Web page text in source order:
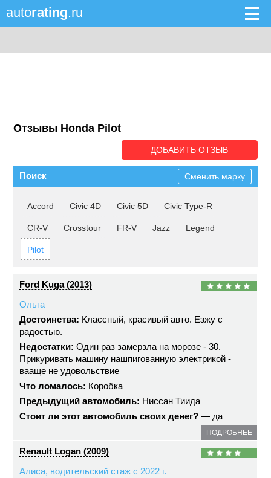
autorating.ru
Отзывы Honda Pilot
ДОБАВИТЬ ОТЗЫВ
Поиск Сменить марку
Accord Civic 4D Civic 5D Civic Type-R
CR-V Crosstour FR-V Jazz Legend
Pilot
Ford Kuga (2013)
Ольга
Достоинства: Классный, красивый авто. Езжу с
радостью.
Недостатки: Один раз замерзла на морозе - 30.
Прикуривать машину нашпигованную электрикой -
вааще не удовольствие
Что ломалось: Коробка
Предыдущий автомобиль: Ниссан Тиида
Стоит ли этот автомобиль своих денег? — да
ПОДРОБНЕЕ
Renault Logan (2009)
Алиса, водительский стаж с 2022 г.